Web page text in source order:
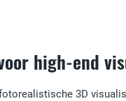
high-end
3D